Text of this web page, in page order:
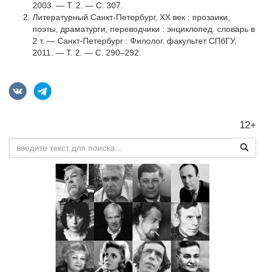
2003. — Т. 2. — С. 307.
Литературный Санкт-Петербург, XX век : прозаики,
поэты, драматурги, переводчики : энциклопед. словарь в
2 т. — Санкт-Петербург : Филолог. факультет СПбГУ,
2011. — Т. 2. — С. 290–292.
12+